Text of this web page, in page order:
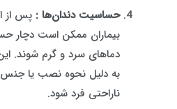
حساسیت دندان‌ها :پس از
بیماران ممکن است دچار
دماهای سرد و گرم
به دلیل نحوه نصب یا
ناراحتی فرد شود.